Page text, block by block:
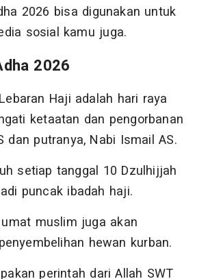
2026 bisa digunakan untuk
sosial kamu juga.
2026
Haji adalah hari raya
ketaatan dan pengorbanan
dan putranya, Nabi Ismail AS.
setiap tanggal 10 Dzulhijjah
puncak ibadah haji.
muslim juga akan
hewan kurban.
perintah dari Allah SWT